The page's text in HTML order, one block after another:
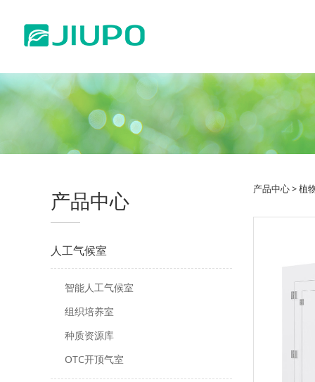
产品中心
人工气候室
智能人工气候室
组织培养室
种质资源库
OTC开顶气室
产品中心>植